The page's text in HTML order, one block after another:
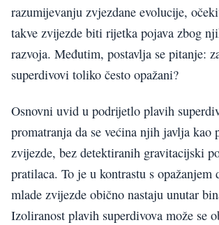
razumijevanju zvjezdane evolucije,
takve zvijezde biti rijetka pojava zbog
razvoja. Međutim, postavlja se pitanje:
superdivovi toliko često opažani?
Osnovni uvid u podrijetlo plavih
promatranja da se većina njih javlja kao
zvijezde, bez detektiranih gravitacijski
pratilaca. To je u kontrastu s opažanjem
mlade zvijezde obično nastaju unutar
Izoliranost plavih superdivova može se